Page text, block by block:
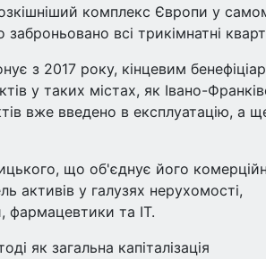
комплекс Європи у
всі трикімнатні
з 2017 року, кінцевим
у таких містах, як Івано-
вже введено в експлуатацію, а
що об'єднує його
активів у галузях нерухомості,
фармацевтики та IT.
як загальна капіталізація